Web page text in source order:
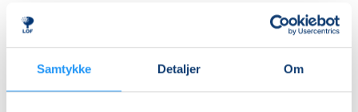
Samtykke Detaljer Om
som inviterer til leg, bevægelse og nysgerrighed.
Aktiviteterne tilpasses børnenes alder og udvikling,
så alle kan være med – uanset forudsætninger.
Ledig-KBH
Ledig-FRB
DKK 868,00